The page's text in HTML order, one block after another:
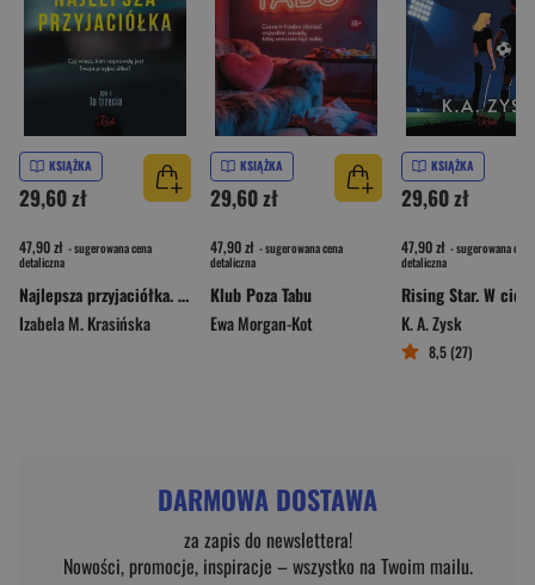
KSIĄŻKA
29,60 zł
47,90 zł - sugerowana cena
detaliczna
Najlepsza przyjaciółka. Ta trzecia. Tom 1
Izabela M. Krasińska
KSIĄŻKA
29,60 zł
47,90 zł - sugerowana cena
detaliczna
Klub Poza Tabu
Ewa Morgan-Kot
KSIĄŻKA
29,60 zł
47,90 zł - sugerowana cena
detaliczna
K. A. Zysk
8,5 (27)
DARMOWA DOSTAWA
za zapis do newslettera!
Nowości, promocje, inspiracje – wszystko na Twoim mailu.